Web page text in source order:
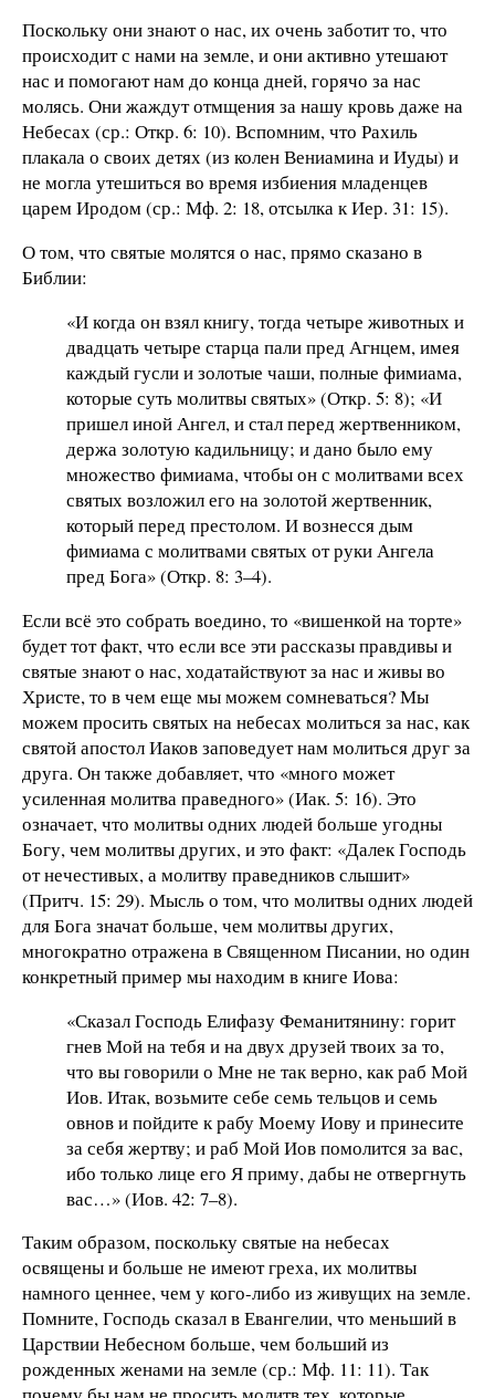
Поскольку они знают о нас, их очень заботит то, что
происходит с нами на земле, и они активно утешают
нас и помогают нам до конца дней, горячо за нас
молясь. Они жаждут отмщения за нашу кровь даже на
Небесах (ср.: Откр. 6: 10). Вспомним, что Рахиль
плакала о своих детях (из колен Вениамина и Иуды) и
не могла утешиться во время избиения младенцев
царем Иродом (ср.: Мф. 2: 18, отсылка к Иер. 31: 15).
О том, что святые молятся о нас, прямо сказано в
Библии:
«И когда он взял книгу, тогда четыре животных и
двадцать четыре старца пали пред Агнцем, имея
каждый гусли и золотые чаши, полные фимиама,
которые суть молитвы святых» (Откр. 5: 8); «И
пришел иной Ангел, и стал перед жертвенником,
держа золотую кадильницу; и дано было ему
множество фимиама, чтобы он с молитвами всех
святых возложил его на золотой жертвенник,
который перед престолом. И вознесся дым
фимиама с молитвами святых от руки Ангела
пред Бога» (Откр. 8: 3–4).
Если всё это собрать воедино, то «вишенкой на торте»
будет тот факт, что если все эти рассказы правдивы и
святые знают о нас, ходатайствуют за нас и живы во
Христе, то в чем еще мы можем сомневаться? Мы
можем просить святых на небесах молиться за нас, как
святой апостол Иаков заповедует нам молиться друг за
друга. Он также добавляет, что «много может
усиленная молитва праведного» (Иак. 5: 16). Это
означает, что молитвы одних людей больше угодны
Богу, чем молитвы других, и это факт: «Далек Господь
от нечестивых, а молитву праведников слышит»
(Притч. 15: 29). Мысль о том, что молитвы одних людей
для Бога значат больше, чем молитвы других,
многократно отражена в Священном Писании, но один
конкретный пример мы находим в книге Иова:
«Сказал Господь Елифазу Феманитянину: горит
гнев Мой на тебя и на двух друзей твоих за то,
что вы говорили о Мне не так верно, как раб Мой
Иов. Итак, возьмите себе семь тельцов и семь
овнов и пойдите к рабу Моему Иову и принесите
за себя жертву; и раб Мой Иов помолится за вас,
ибо только лице его Я приму, дабы не отвергнуть
вас…» (Иов. 42: 7–8).
Таким образом, поскольку святые на небесах
освящены и больше не имеют греха, их молитвы
намного ценнее, чем у кого-либо из живущих на земле.
Помните, Господь сказал в Евангелии, что меньший в
Царствии Небесном больше, чем больший из
рожденных женами на земле (ср.: Мф. 11: 11). Так